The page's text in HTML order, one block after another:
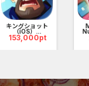
ましょう！
キングショット
（iOS）...
153,000pt